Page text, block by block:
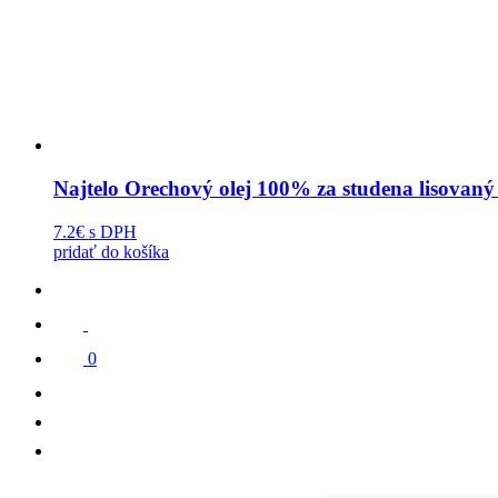
Najtelo Orechový olej 100% za studena
7.2€ s DPH
pridať do košíka
0